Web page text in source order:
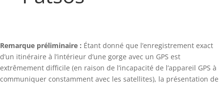
Remarque préliminaire : Étant donné que l’enregistrement exact
d’un itinéraire à l’intérieur d’une gorge avec un GPS est
extrêmement difficile (en raison de l’incapacité de l’appareil GPS à
communiquer constamment avec les satellites), la présentation de